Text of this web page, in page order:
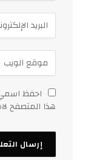
احفظ
هذا المتصفح